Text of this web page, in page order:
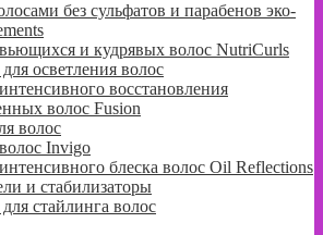
без сульфатов и парабенов эко-
и кудрявых волос NutriCurls
осветления волос
восстановления
волос Fusion
волос
Invigo
блеска волос Oil Reflections
и стабилизаторы
стайлинга волос